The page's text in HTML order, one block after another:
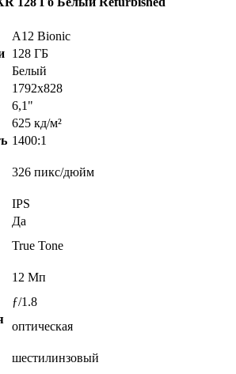
A12 Bionic
128 ГБ
Белый
1792x828
6,1"
625 кд/м²
1400:1
326 пикс/дюйм
IPS
Да
True Tone
12 Мп
ƒ/1.8
оптическая
шестилинзовый